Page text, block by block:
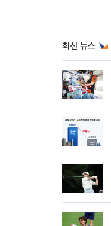
최신 뉴스